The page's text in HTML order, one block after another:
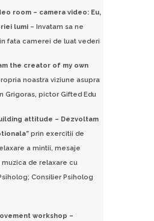
room – camera video: Eu,
lumi– Invatam sa ne
fata camerei de luat vederi
the creator of my own
noastra viziune asupra
Grigoras, pictor Gifted Edu
attitude – Dezvoltam
prin exercitii de
a mintii, mesaje
de relaxare cu
Consilier Psiholog
workshop –